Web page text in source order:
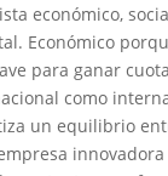
económico,
Económico
para ganar
como
un equilibrio